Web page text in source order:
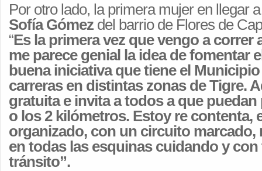
Por otro lado, la primera mujer en llegar
Sofía Gómez del barrio de Flores de
“Es la primera vez que vengo a correr
me parece genial la idea de fomentar
buena iniciativa que tiene el
carreras en distintas zonas de Tigre.
gratuita e invita a todos a que
o los 2 kilómetros. Estoy re contenta,
organizado, con un circuito
en todas las esquinas cuidando y con
tránsito”.